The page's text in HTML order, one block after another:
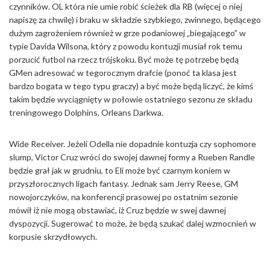
czynników. OL która nie umie robić ścieżek dla RB (więcej o niej
napiszę za chwilę) i braku w składzie szybkiego, zwinnego, będącego
dużym zagrożeniem również w grze podaniowej „biegającego” w
typie Davida Wilsona, który z powodu kontuzji musiał rok temu
porzucić futbol na rzecz trójskoku. Być może tę potrzebę będą
GMen adresować w tegorocznym drafcie (ponoć ta klasa jest
bardzo bogata w tego typu graczy) a być może będą liczyć, że kimś
takim będzie wyciągnięty w połowie ostatniego sezonu ze składu
treningowego Dolphins, Orleans Darkwa.
Wide Receiver. Jeżeli Odella nie dopadnie kontuzja czy sophomore
slump, Victor Cruz wróci do swojej dawnej formy a Rueben Randle
będzie grał jak w grudniu, to Eli może być czarnym koniem w
przyszłorocznych ligach fantasy. Jednak sam Jerry Reese, GM
nowojorczyków, na konferencji prasowej po ostatnim sezonie
mówił iż nie mogą obstawiać, iż Cruz będzie w swej dawnej
dyspozycji. Sugerować to może, że będą szukać dalej wzmocnień w
korpusie skrzydłowych.